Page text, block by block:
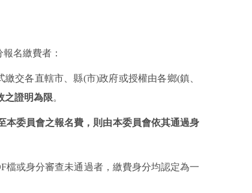
名繳費者：
繳交各直轄市、縣(市)政府或授權由各鄉(鎮、
之證明為限。
本委員會之報名費，則由本委員會依其通過身
檔或身分審查未通過者，繳費身分均認定為一